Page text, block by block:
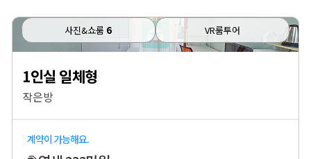
사진&쇼룸 6 VR룸투어
1인실 일체형
작은방
계약이 가능해요.